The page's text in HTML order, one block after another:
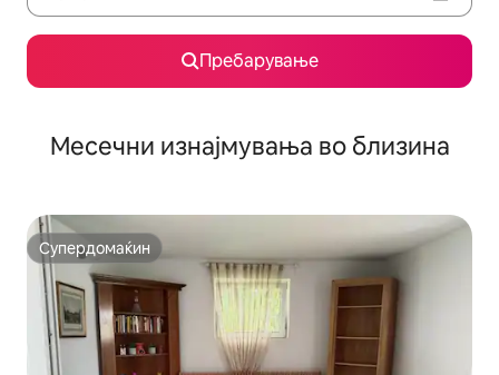
Пребарување
Месечни изнајмувања во близина
Супердомаќин
Супердомаќин